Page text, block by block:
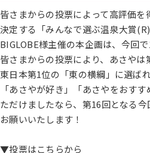
皆さまからの投票によって高評価を
決定する「みんなで選ぶ温泉大賞(R)
BIGLOBE様主催の本企画は、今回で
皆さまからの投票により、あさやは
東日本第1位の「東の横綱」に選ば
「あさやが好き」「あさやをおす
ただけましたなら、第16回となる
お願いいたします！
▼投票はこちらから